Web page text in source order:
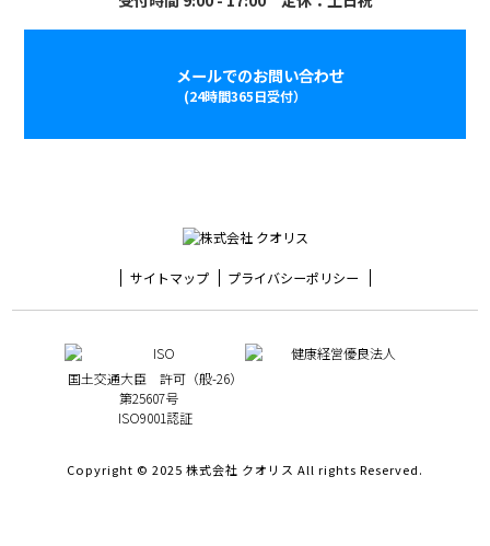
メールでのお問い合わせ
(24時間365日受付）
サイトマップ プライバシーポリシー
国土交通大臣 許可（般-26）
第25607号
ISO9001認証
Copyright © 2025 株式会社 クオリス All rights Reserved.